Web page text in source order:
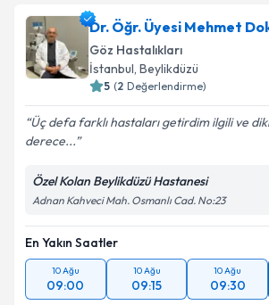
Dr. Öğr. Üyesi Mehmet
Göz Hastalıkları
İstanbul, Beylikdüzü
5 (2 Değerlendirme)
Üç defa farklı hastaları getirdim ilgili ve
derece...
Özel Kolan Beylikdüzü Hastanesi
Adnan Kahveci Mah. Osmanlı Cad. No:23
En Yakın Saatler
10 Ağu
09:00
10 Ağu
09:15
10 Ağu
09:30